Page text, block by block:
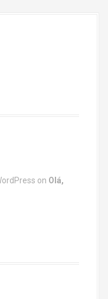
on Olá,